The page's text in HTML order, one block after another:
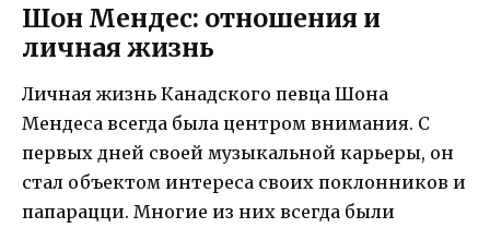
Шон Мендес: отношения и
личная жизнь
Личная жизнь Канадского певца Шона
Мендеса всегда была центром внимания. С
первых дней своей музыкальной карьеры, он
стал объектом интереса своих поклонников и
папарацци. Многие из них всегда были